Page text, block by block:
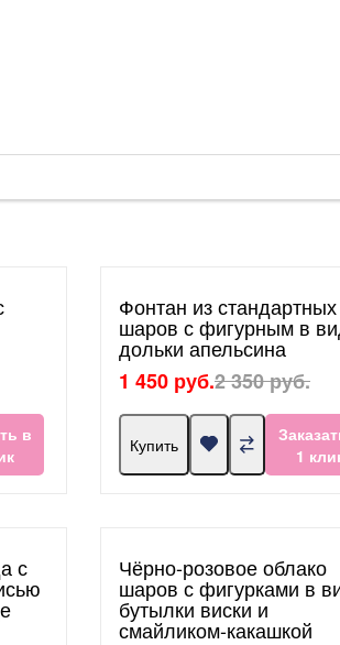
в
Фонтан из стандартных
шаров с фигурным в
дольки апельсина
1 450 руб.2 350 руб.
Купить
1
с Чёрно-розовое облако
шаров с фигурками в
бутылки виски и
смайликом-какашкой